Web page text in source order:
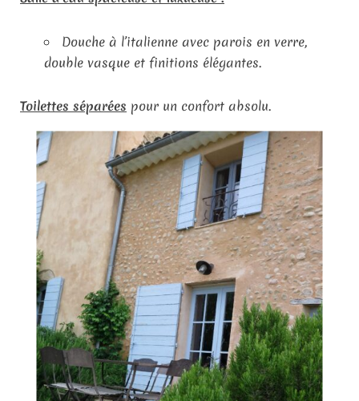
Douche à l’italienne avec parois en verre,
double vasque et finitions élégantes.
Toilettes séparées pour un confort absolu.